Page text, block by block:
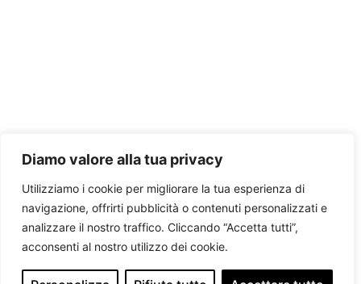
Diamo valore alla tua privacy
Utilizziamo i cookie per migliorare la tua esperienza di
navigazione, offrirti pubblicità o contenuti personalizzati e
analizzare il nostro traffico. Cliccando “Accetta tutti”,
acconsenti al nostro utilizzo dei cookie.